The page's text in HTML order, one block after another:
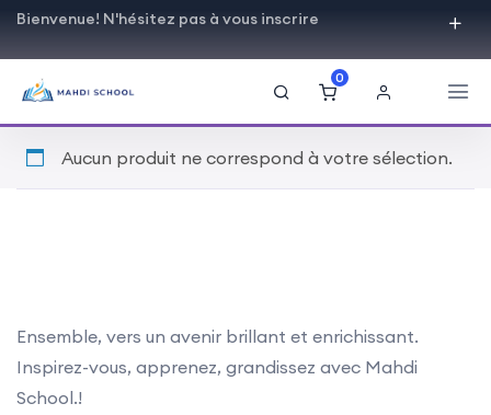
Bienvenue! N'hésitez pas à vous inscrire
0
Aucun produit ne correspond à votre sélection.
Ensemble, vers un avenir brillant et enrichissant.
Inspirez-vous, apprenez, grandissez avec Mahdi
School.!